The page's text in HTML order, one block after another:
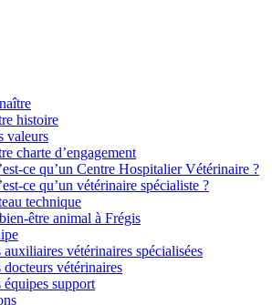
histoire
valeurs
charte d’engagement
ce qu’un Centre Hospitalier Vétérinaire ?
ce qu’un vétérinaire spécialiste ?
technique
être animal à Frégis
auxiliaires vétérinaires spécialisées
docteurs vétérinaires
équipes support